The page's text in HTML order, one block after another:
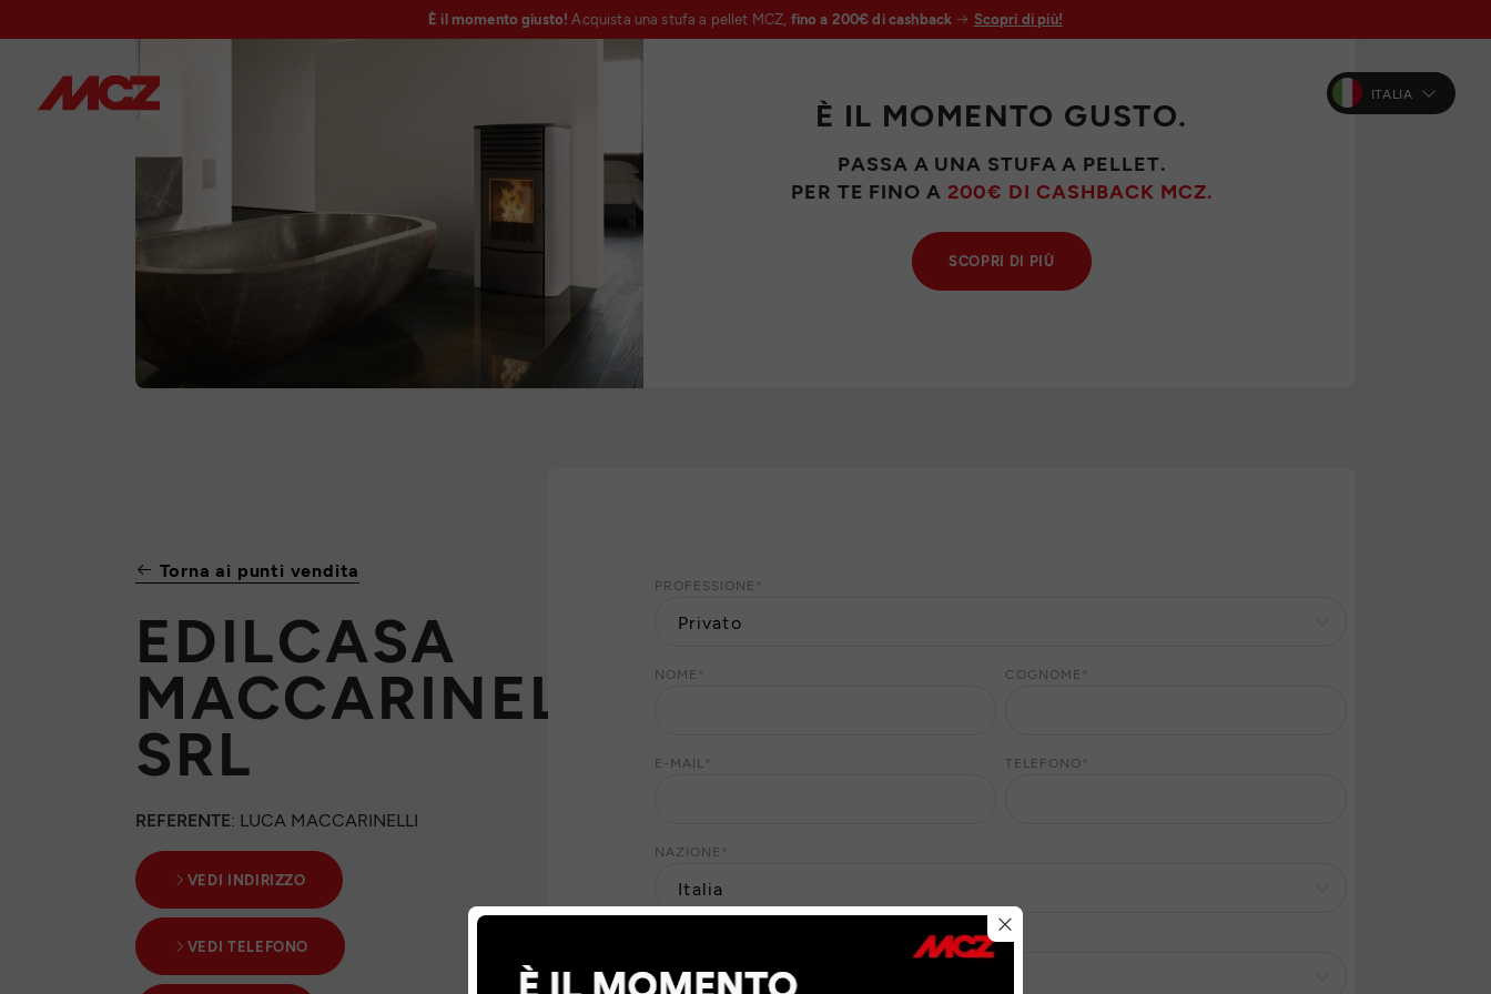
È il momento giusto! Acquista una stufa a pellet MCZ, fino a 200€ di cashback Scopri di più!
ITALIA
È IL MOMENTO GUSTO.
PASSA A UNA STUFA A PELLET.
PER TE FINO A 200€ DI CASHBACK MCZ.
SCOPRI DI PIÙ
Torna ai punti vendita
EDILCASA
MACCARINELLI
SRL
REFERENTE: LUCA MACCARINELLI
VEDI INDIRIZZO
VEDI TELEFONO
PROFESSIONE *
NOME * COGNOME *
E-MAIL * TELEFONO*
NAZIONE *